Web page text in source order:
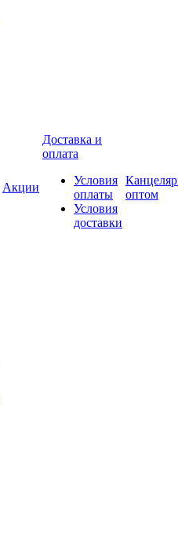
Акции
Доставка и
оплата
Условия
оплаты
Условия
доставки
оптом